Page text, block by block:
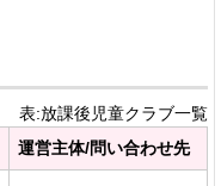
表:放課後児童クラブ一覧
運営主体/問い合わせ先